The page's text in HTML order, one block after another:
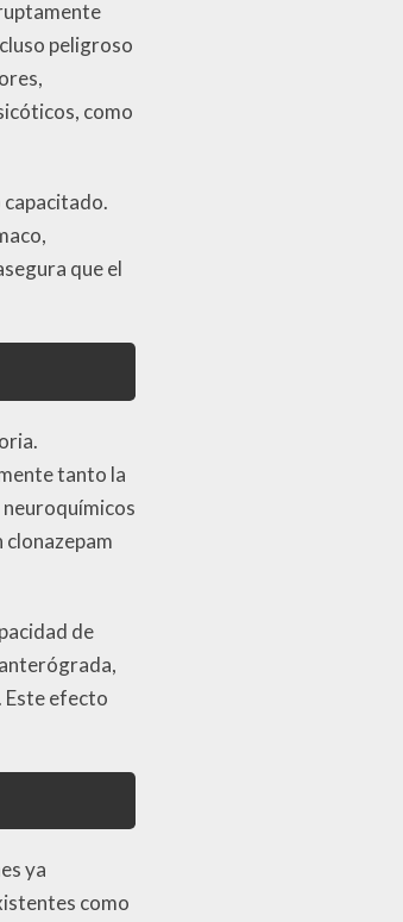
peligroso
como
que el
tanto la
de
Este efecto
ya
como